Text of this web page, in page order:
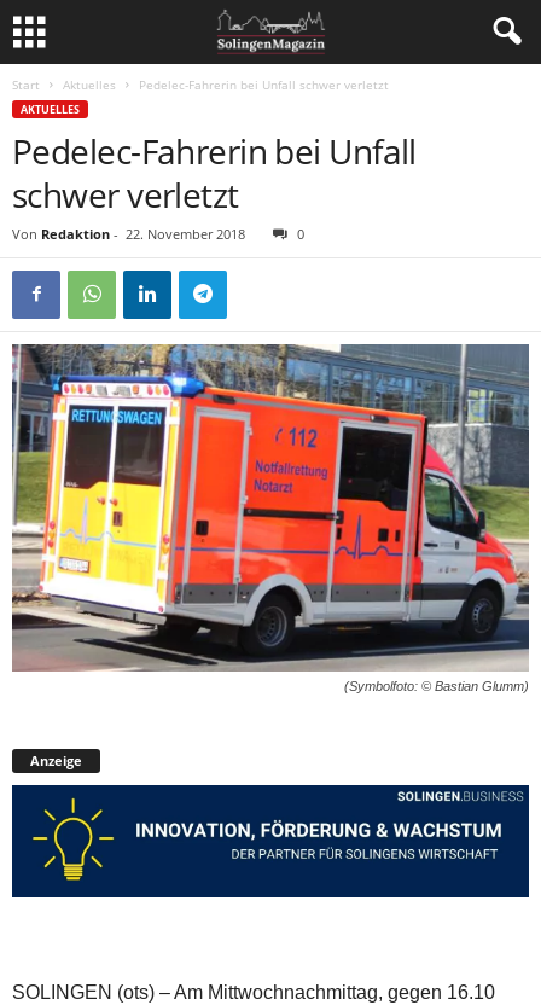
Start Aktuelles Pedelec-Fahrerin bei Unfall schwer verletzt
AKTUELLES
Pedelec-Fahrerin bei Unfall
schwer verletzt
Von Redaktion - 22. November 2018 0
(Symbolfoto: © Bastian Glumm)
Anzeige
SOLINGEN (ots) – Am Mittwochnachmittag, gegen 16.10